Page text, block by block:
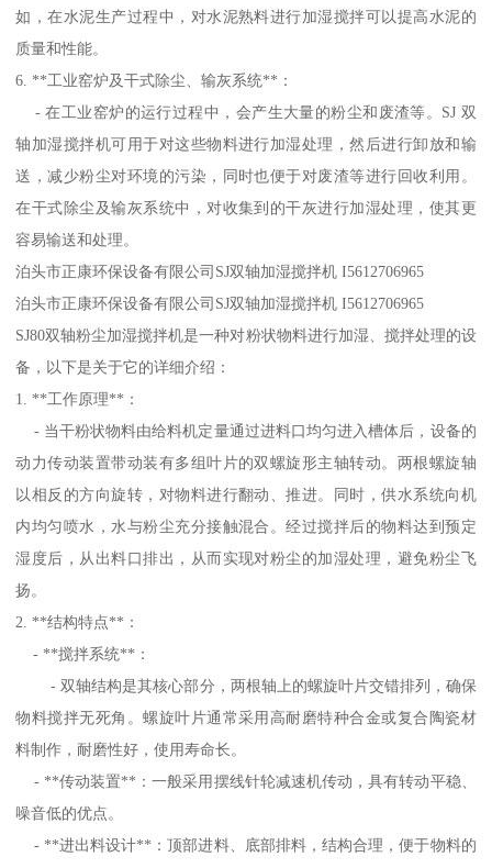
如，在水泥生产过程中，对水泥熟料进行加湿搅拌可以提高水泥的
质量和性能。
6. **工业窑炉及干式除尘、输灰系统**：
- 在工业窑炉的运行过程中，会产生大量的粉尘和废渣等。SJ 双
轴加湿搅拌机可用于对这些物料进行加湿处理，然后进行卸放和输
送，减少粉尘对环境的污染，同时也便于对废渣等进行回收利用。
在干式除尘及输灰系统中，对收集到的干灰进行加湿处理，使其更
容易输送和处理。
泊头市正康环保设备有限公司SJ双轴加湿搅拌机 I5612706965
泊头市正康环保设备有限公司SJ双轴加湿搅拌机 I5612706965
SJ80双轴粉尘加湿搅拌机是一种对粉状物料进行加湿、搅拌处理的设
备，以下是关于它的详细介绍：
1. **工作原理**：
- 当干粉状物料由给料机定量通过进料口均匀进入槽体后，设备的
动力传动装置带动装有多组叶片的双螺旋形主轴转动。两根螺旋轴
以相反的方向旋转，对物料进行翻动、推进。同时，供水系统向机
内均匀喷水，水与粉尘充分接触混合。经过搅拌后的物料达到预定
湿度后，从出料口排出，从而实现对粉尘的加湿处理，避免粉尘飞
扬。
2. **结构特点**：
- **搅拌系统**：
- 双轴结构是其核心部分，两根轴上的螺旋叶片交错排列，确保
物料搅拌无死角。螺旋叶片通常采用高耐磨特种合金或复合陶瓷材
料制作，耐磨性好，使用寿命长。
- **传动装置**：一般采用摆线针轮减速机传动，具有转动平稳、
噪音低的优点。
- **进出料设计**：顶部进料、底部排料，结构合理，便于物料的